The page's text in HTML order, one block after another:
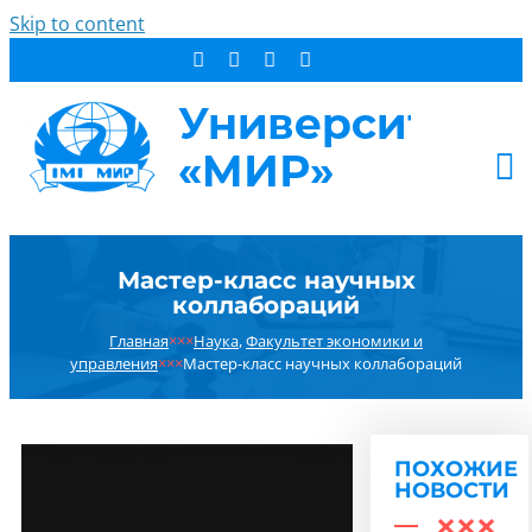
Skip to content
ОБ УНИВЕРСИТЕТЕ
НОВОСТИ
Мастер-класс научных
коллабораций
Главная×××Наука,Факультет экономики и
управления×××Мастер-класс научных коллабораций
ПОХОЖИЕ
НОВОСТИ